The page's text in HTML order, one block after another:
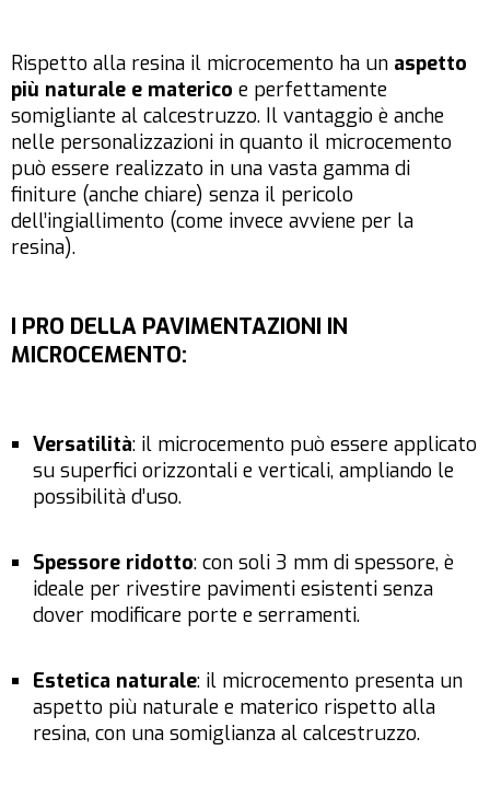
Rispetto alla resina il microcemento ha un aspetto
più naturale e materico e perfettamente
somigliante al calcestruzzo. Il vantaggio è anche
nelle personalizzazioni in quanto il microcemento
può essere realizzato in una vasta gamma di
finiture (anche chiare) senza il pericolo
dell’ingiallimento (come invece avviene per la
resina).
I PRO DELLA PAVIMENTAZIONI IN
MICROCEMENTO:
Versatilità: il microcemento può essere applicato
su superfici orizzontali e verticali, ampliando le
possibilità d’uso.
Spessore ridotto: con soli 3 mm di spessore, è
ideale per rivestire pavimenti esistenti senza
dover modificare porte e serramenti.
Estetica naturale: il microcemento presenta un
aspetto più naturale e materico rispetto alla
resina, con una somiglianza al calcestruzzo.